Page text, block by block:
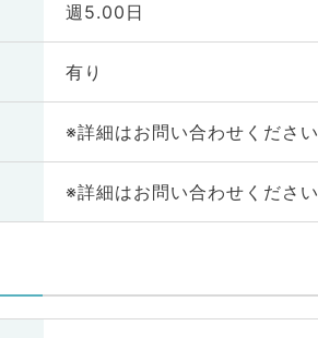
週5.00日
有り
※詳細はお問い合わせください
※詳細はお問い合わせください